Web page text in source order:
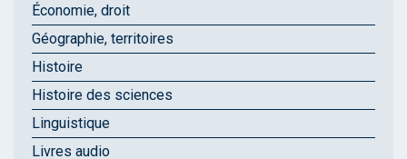
Économie, droit
Géographie, territoires
Histoire
Histoire des sciences
Linguistique
Livres audio